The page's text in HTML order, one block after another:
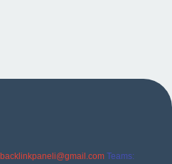
backlinkpaneli@gmail.com Teams: